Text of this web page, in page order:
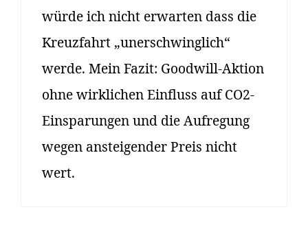
würde ich nicht erwarten dass die
Kreuzfahrt „unerschwinglich“
werde. Mein Fazit: Goodwill-Aktion
ohne wirklichen Einfluss auf CO2-
Einsparungen und die Aufregung
wegen ansteigender Preis nicht
wert.